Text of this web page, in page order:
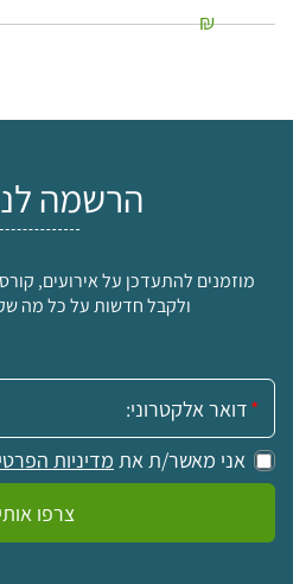
₪
הרשמה
מוזמנים להתעדכן על אירועים,
ולקבל חדשות על כל מה
אימייל:
אני מאשר/ת את מדיניות
צרפו אותי